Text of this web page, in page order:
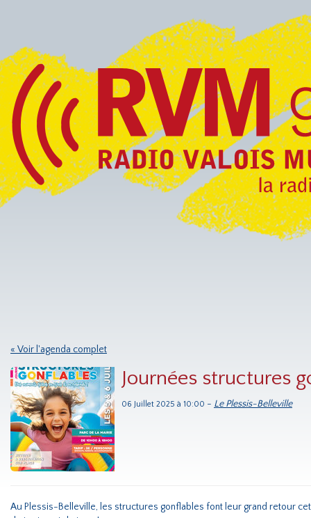
« Voir l'agenda complet
Journées structures
06 Juillet 2025 à 10:00 - Le Plessis-Belleville
Au Plessis-Belleville, les structures gonflables font leur grand retour